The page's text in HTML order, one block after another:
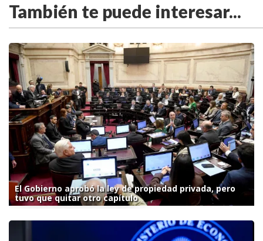
También te puede interesar...
El Gobierno aprobó la ley de propiedad privada, pero
tuvo que quitar otro capítulo